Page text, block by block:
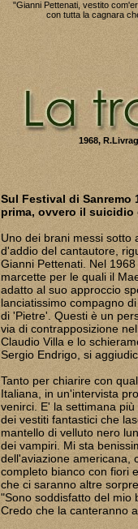
"Gianni Pettenati, vestito
con tutta la cagnara
1968,
Sul Festival di Sanremo
prima, ovvero il suicidio
Uno dei brani messi sotto
d'addio del cantautore,
Gianni Pettenati. Nel
marcette per le quali il
adatto al suo approccio
lanciatissimo compagno
di 'Pietre'. Questi è un
via di contrapposizione
Claudio Villa e lo
Sergio Endrigo, si
Tanto per chiarire con
Italiana, in un'intervista
venirci. E' la settimana
dei vestiti fantastici che
mantello di velluto nero
dei vampiri. Mi sta
dell'aviazione americana,
completo bianco con fiori
che ci saranno altre
"Sono soddisfatto del mio
Credo che la canteranno